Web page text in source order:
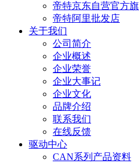
帝特京东自营官方
帝特阿里批发店
关于我们
公司简介
企业概述
企业荣誉
企业大事记
企业文化
品牌介绍
联系我们
在线反馈
驱动中心
CAN系列产品资料